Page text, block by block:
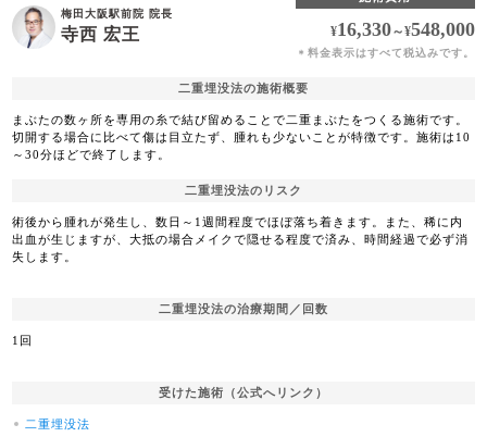
梅田大阪駅前院 院長
寺西 宏王 ¥16,330～¥548,000
＊ 料金表示はすべて税込みです。
二重埋没法の施術概要
まぶたの数ヶ所を専用の糸で結び留めることで二重まぶたをつくる施術です。
切開する場合に比べて傷は目立たず、腫れも少ないことが特徴です。施術は10
～30分ほどで終了します。
二重埋没法のリスク
術後から腫れが発生し、数日～1週間程度でほぼ落ち着きます。また、稀に内
出血が生じますが、大抵の場合メイクで隠せる程度で済み、時間経過で必ず消
失します。
二重埋没法の治療期間／回数
1回
受けた施術（公式へリンク）
二重埋没法